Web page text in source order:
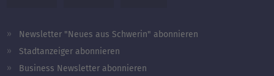
Newsletter "Neues aus Schwerin" abonnieren
Stadtanzeiger abonnieren
Business Newsletter abonnieren